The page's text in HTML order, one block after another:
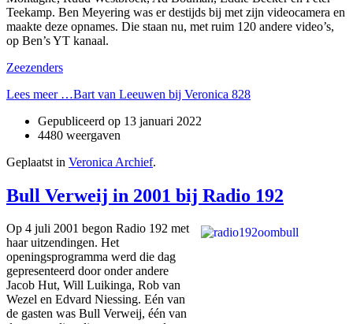
Teekamp. Ben Meyering was er destijds bij met zijn videocamera en
maakte deze opnames. Die staan nu, met ruim 120 andere video’s,
op Ben’s YT kanaal.
Zeezenders
Lees meer …Bart van Leeuwen bij Veronica 828
Gepubliceerd op 13 januari 2022
4480 weergaven
Geplaatst in Veronica Archief.
Bull Verweij in 2001 bij Radio 192
Op 4 juli 2001 begon Radio 192 met
haar uitzendingen. Het
openingsprogramma werd die dag
gepresenteerd door onder andere
Jacob Hut, Will Luikinga, Rob van
Wezel en Edvard Niessing. Eén van
de gasten was Bull Verweij, één van